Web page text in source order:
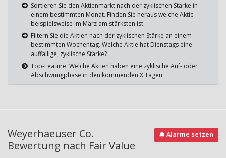
Sortieren Sie den Aktienmarkt nach der zyklischen Stärke in
einem bestimmten Monat. Finden Sie heraus welche Aktie
beispielsweise im März am stärksten ist.
Filtern Sie die Aktien nach der zyklischen Stärke an einem
bestimmten Wochentag. Welche Aktie hat Dienstags eine
auffällige, zyklische Stärke?
Top-Feature: Welche Aktien haben eine zyklische Auf- oder
Abschwungphase in den kommenden X Tagen
Weyerhaeuser Co.
Bewertung nach Fair Value
Alarme setzen